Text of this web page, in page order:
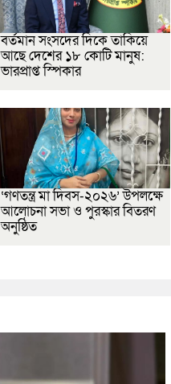
বর্তমান সংসদের দিকে তাকিয়ে
আছে দেশের ১৮ কোটি মানুষ:
ভারপ্রাপ্ত স্পিকার
‘গণতন্ত্র মা দিবস-২০২৬’ উপলক্ষে
আলোচনা সভা ও পুরস্কার বিতরণ
অনুষ্ঠিত